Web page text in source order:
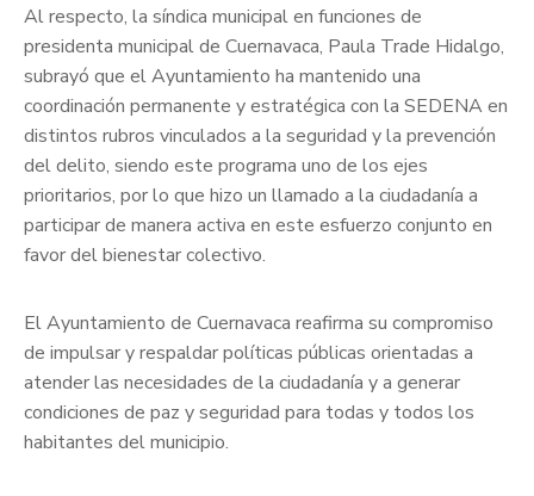
Al respecto, la síndica municipal en funciones de
presidenta municipal de Cuernavaca, Paula Trade Hidalgo,
subrayó que el Ayuntamiento ha mantenido una
coordinación permanente y estratégica con la SEDENA en
distintos rubros vinculados a la seguridad y la prevención
del delito, siendo este programa uno de los ejes
prioritarios, por lo que hizo un llamado a la ciudadanía a
participar de manera activa en este esfuerzo conjunto en
favor del bienestar colectivo.
El Ayuntamiento de Cuernavaca reafirma su compromiso
de impulsar y respaldar políticas públicas orientadas a
atender las necesidades de la ciudadanía y a generar
condiciones de paz y seguridad para todas y todos los
habitantes del municipio.